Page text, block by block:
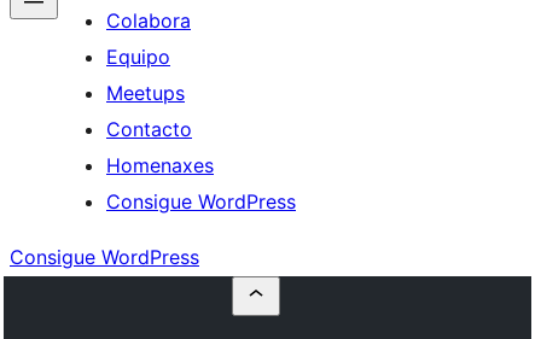
Colabora
Equipo
Meetups
Contacto
Homenaxes
Consigue WordPress
Consigue WordPress